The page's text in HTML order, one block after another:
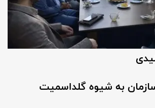
سازمان به شیوه گلداسمیت